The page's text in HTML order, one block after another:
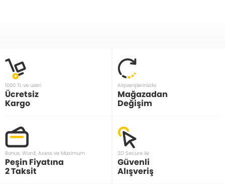
1000 TL ve üzeri
Ücretsiz
Kargo
Alışverişlerinizde
Mağazadan
Değişim
Bonus, Word, Axess ve Maximum
Peşin Fiyatına
2 Taksit
3D Secure ile
Güvenli
Alışveriş